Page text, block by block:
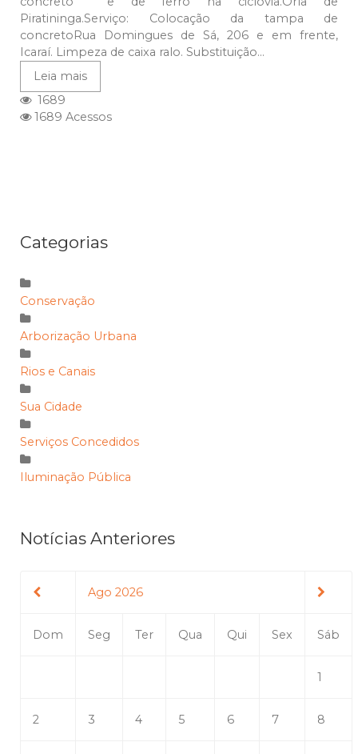
Piratininga.Serviço: Colocação da tampa de
concretoRua Domingues de Sá, 206 e em frente,
Icaraí. Limpeza de caixa ralo. Substituição...
Leia mais
1689
1689 Acessos
Categorias
Conservação
Arborização Urbana
Rios e Canais
Sua Cidade
Serviços Concedidos
Iluminação Pública
Notícias Anteriores
Ago 2026
Dom Seg Ter Qua Qui Sex Sáb
1
2 3 4 5 6 7 8